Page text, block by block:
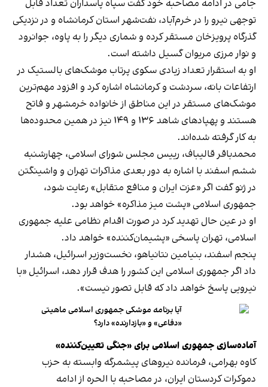
جامی در ادامه مصاحبه خود گفت ‏سپاه پاسداران تعداد قابل
توجهی نیرو را در خرم‌آباد، نفت‌شهر استان کرمانشاه و در نزدیکی
گذرگاه پرویزخان مستقر کرده و شماری دیگر را به پاوه، جوانرود
و نوار مرزی مریوان گسیل داشته است.
‏او به استقرار تعداد زیادی سکوی پرتاب موشک‌های بالستیک در
ارتفاعات بانه، سردشت و کرمانشاه اشاره کرد و افزود مهم‌ترین
موشک‌های مستقر در این مناطق از خانواده خرمشهر و فاتح
هستند و پهپادهای شاهد ۱۳۶ و ۱۴۹ نیز در همین محدوده‌ها
به کار گرفته شده‌اند.
محمدباقر قالیباف، رییس‌ مجلس شورای اسلامی، چهارشنبه
ششم اسفند با اشاره به دور بعدی مذاکرات تهران و واشینگتن
در ژنو گفت اگر «عزت ایران و منافع متقابل» رعایت شود،
جمهوری اسلامی «پشت میز مذاکره» خواهد بود.
او در عین حال تهدید کرد در صورت اقدام نظامی علیه جمهوری
اسلامی، تهران پاسخی «پشیمان‌کننده» خواهد داد.
پنجم اسفند، بنیامین نتانیاهو، نخست‌وزیر اسرائیل، هشدار
داد اگر جمهوری اسلامی این کشور را هدف قرار دهد، اسرائیل «با
نیرویی پاسخ خواهد داد که قابل تصور نیست».
آیا برنامه موشکی جمهوری اسلامی ماهیتی
«دفاعی» و «بازدارنده» دارد؟
آماده‌سازی جمهوری اسلامی برای «جنگی تعیین‌کننده»
‏کاوه بهرامی، فرمانده نیروهای پیشمرگه وابسته به حزب
دموکرات کردستان ایران، در مصاحبه با الحره از ادامه